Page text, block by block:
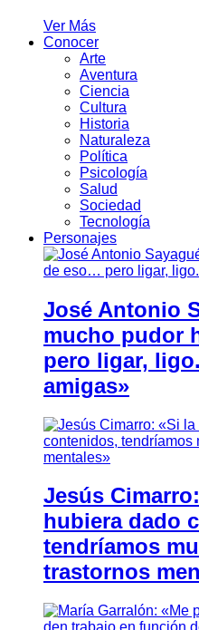
Ver Más
Conocer
Arte
Aventura
Ciencia
Cultura
Historia
Naturaleza
Política
Psicología
Salud
Sociedad
Tecnología
Personajes
José Antonio
mucho pudor
pero ligar,
amigas»
Jesús
hubiera dado
tendríamos
trastornos